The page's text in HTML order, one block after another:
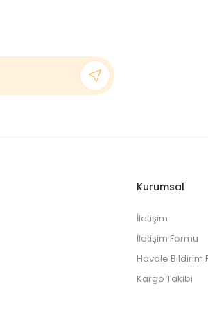
amacı taşımamaktadır.
dair bilgiler bulunmamaktadır
Kurumsal
İletişim
İletişim Formu
Havale Bildirim
Kargo Takibi